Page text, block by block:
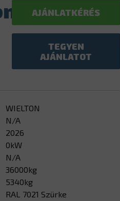
AJÁNLATKÉRÉS
TEGYEN
AJÁNLATOT
WIELTON
N/A
2026
0kW
N/A
36000kg
5340kg
RAL 7021 Szürke